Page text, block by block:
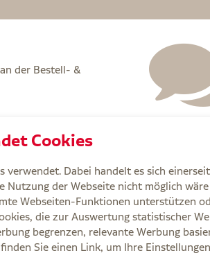
der Bestell- &
Uhr
Kontakt FAQ AGB
und fragen Sie Ihre Ärztin, Ihren Arzt
Cookies
verwendet. Dabei handelt es sich
Nutzung der Webseite nicht möglich
Webseiten-Funktionen unterstützen
die zur Auswertung statistischer
begrenzen, relevante Werbung
Sie einen Link, um Ihre